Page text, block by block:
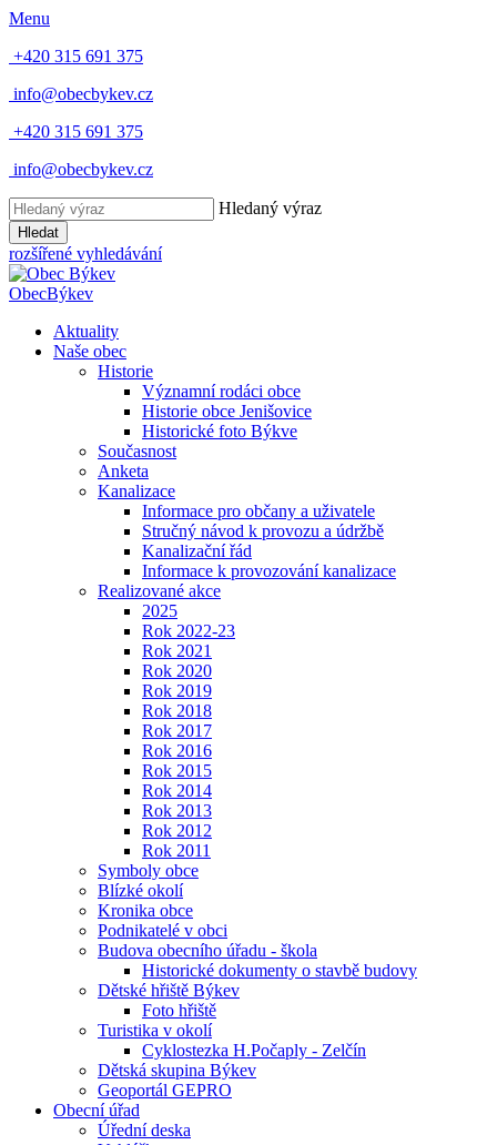
Menu
+420 315 691 375
info@obecbykev.cz
+420 315 691 375
info@obecbykev.cz
Hledaný výraz
Hledat
rozšířené vyhledávání
ObecBýkev
Aktuality
Naše obec
Historie
Významní rodáci obce
Historie obce Jenišovice
Historické foto Býkve
Současnost
Anketa
Kanalizace
Informace pro občany a uživatele
Stručný návod k provozu a údržbě
Kanalizační řád
Informace k provozování kanalizace
Realizované akce
2025
Rok 2022-23
Rok 2021
Rok 2020
Rok 2019
Rok 2018
Rok 2017
Rok 2016
Rok 2015
Rok 2014
Rok 2013
Rok 2012
Rok 2011
Symboly obce
Blízké okolí
Kronika obce
Podnikatelé v obci
Budova obecního úřadu - škola
Historické dokumenty o stavbě budovy
Dětské hřiště Býkev
Foto hřiště
Turistika v okolí
Cyklostezka H.Počaply - Zelčín
Dětská skupina Býkev
Geoportál GEPRO
Obecní úřad
Úřední deska